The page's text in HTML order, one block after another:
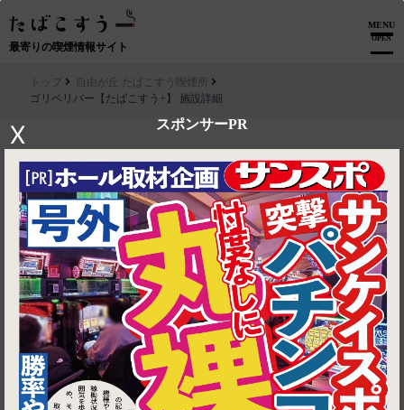
最寄りの喫煙情報サイト
MENU
OPEN
スポンサーPR
X
トップ
自由が丘 たばこすう喫煙所
ゴリペリバー【たばこすう+】 施設詳細
▶ ルートを見る
自由が丘 たばこすう喫煙所│ゴリペリバー【たばこすう+】